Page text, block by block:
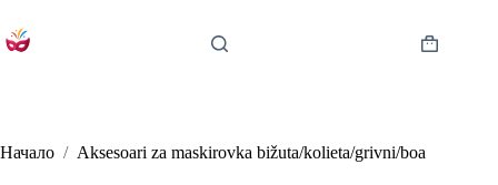
to
content
Shopping
Начало / Aksesoari za maskirovka bižuta/kolieta/grivni/boa